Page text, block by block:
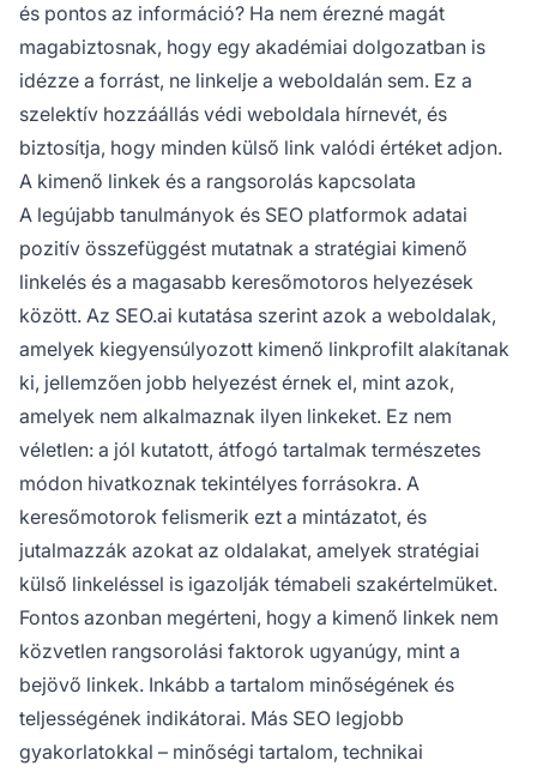
és pontos az információ? Ha nem érezné magát
magabiztosnak, hogy egy akadémiai dolgozatban is
idézze a forrást, ne linkelje a weboldalán sem. Ez a
szelektív hozzáállás védi weboldala hírnevét, és
biztosítja, hogy minden külső link valódi értéket adjon.
A kimenő linkek és a rangsorolás kapcsolata
A legújabb tanulmányok és SEO platformok adatai
pozitív összefüggést mutatnak a stratégiai kimenő
linkelés és a magasabb keresőmotoros helyezések
között. Az SEO.ai kutatása szerint azok a weboldalak,
amelyek kiegyensúlyozott kimenő linkprofilt alakítanak
ki, jellemzően jobb helyezést érnek el, mint azok,
amelyek nem alkalmaznak ilyen linkeket. Ez nem
véletlen: a jól kutatott, átfogó tartalmak természetes
módon hivatkoznak tekintélyes forrásokra. A
keresőmotorok felismerik ezt a mintázatot, és
jutalmazzák azokat az oldalakat, amelyek stratégiai
külső linkeléssel is igazolják témabeli szakértelmüket.
Fontos azonban megérteni, hogy a kimenő linkek nem
közvetlen rangsorolási faktorok ugyanúgy, mint a
bejövő linkek. Inkább a tartalom minőségének és
teljességének indikátorai. Más SEO legjobb
gyakorlatokkal – minőségi tartalom, technikai